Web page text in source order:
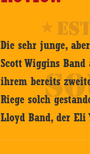
Die sehr junge,
Scott Wiggins
ihrem bereits
Riege solch
Lloyd Band, der